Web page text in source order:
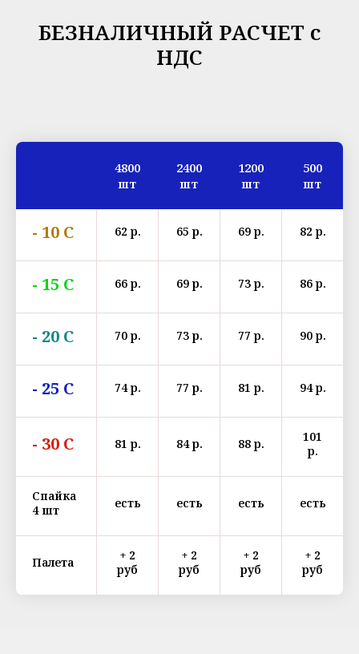
БЕЗНАЛИЧНЫЙ РАСЧЕТ с
НДС
4800
шт
2400
шт
1200
шт
500
шт
- 10 С 62 р. 65 р. 69 р. 82 р.
- 15 С 66 р. 69 р. 73 р. 86 р.
- 20 С 70 р. 73 р. 77 р. 90 р.
- 25 С 74 р. 77 р. 81 р. 94 р.
- 30 С 81 р. 84 р. 88 р.
101
р.
Спайка
4 шт
есть есть есть есть
Палета
+ 2
руб
+ 2
руб
+ 2
руб
+ 2
руб